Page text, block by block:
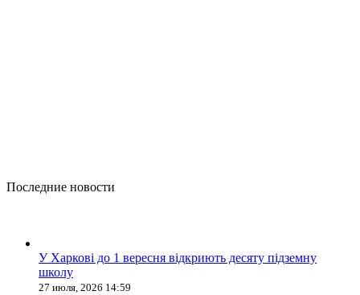
Последние новости
У Харкові до 1 вересня відкриють десяту підземну
школу
27 июля, 2026 14:59